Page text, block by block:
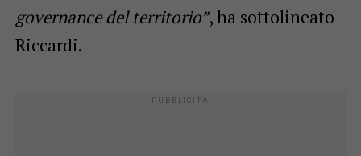
governance del territorio”, ha sottolineato
Riccardi.